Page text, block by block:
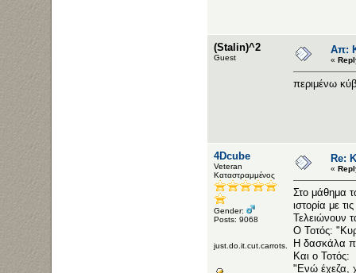
(Stalin)^2
Guest
Απ:
«
περιμένω
4Dcube
Veteran
Καταστραμμένος
Gender:
Posts: 9068
just.do.it.cut.carrots.
Re:
«
Στο μάθημα
ιστορία με
Τελειώνουν
Ο Τοτός:
Η δασκάλα
Και ο Τοτός:
"Ενώ έχεζα,